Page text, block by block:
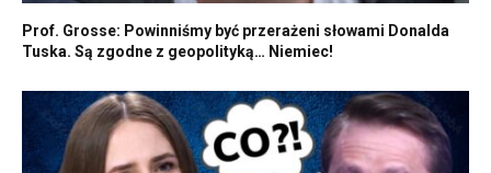
Prof. Grosse: Powinniśmy być przerażeni słowami Donalda
Tuska. Są zgodne z geopolityką… Niemiec!